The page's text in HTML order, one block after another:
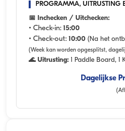
PROGRAMMA, UITRUSTING
📅 Inchecken / Uitchecken:
• Check-in: 15:00
• Check-out: 10:00 (Na het
(Week kan worden opgesplitst,
🌊 Uitrusting: 1 Paddle Board, 1
Dagelijkse